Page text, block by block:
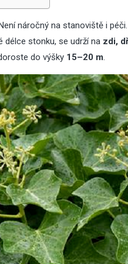
náročný na stanoviště i
délce stonku, se udrží na zdi,
do výšky 15–20 m.
do
tipy a
2026
15
Nenáročné
rostliny – 8
vydrží
Kvě
2026
02
Nová
2026: jaké
parametry
dotace